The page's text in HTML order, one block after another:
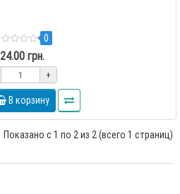
0
24.00 грн.
+
В корзину
Показано с 1 по 2 из 2 (всего 1 страниц)